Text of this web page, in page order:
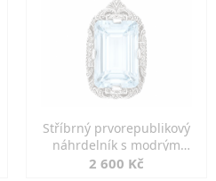
Stříbrný prvorepublikový
náhrdelník s modrým
spinelem
2 600 Kč